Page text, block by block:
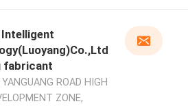
fabricant
ROAD HIGH
ZONE,